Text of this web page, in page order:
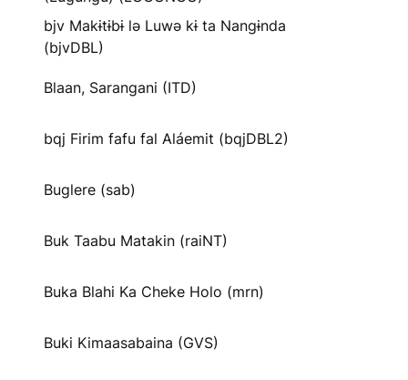
bjv Makɨtɨbɨ lə Luwə kɨ ta Nangɨnda
(bjvDBL)
Blaan, Sarangani (ITD)
bqj Firim fafu fal Aláemit (bqjDBL2)
Buglere (sab)
Buk Taabu Matakin (raiNT)
Buka Blahi Ka Cheke Holo (mrn)
Buki Kimaasabaina (GVS)